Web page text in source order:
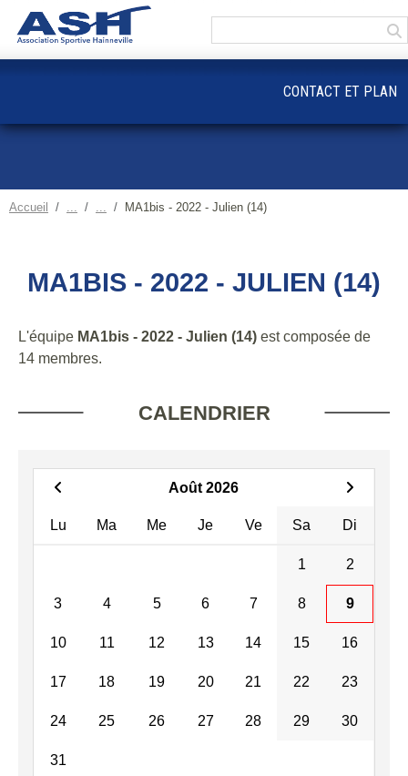
Accueil MA1bis - 2022 - Julien (14)
MA1BIS - 2022 - JULIEN (14)
L'équipe MA1bis - 2022 - Julien (14) est composée de
14 membres.
CALENDRIER
Août 2026
Lu Ma Me Je Ve Sa Di
1 2
3 4 5 6 7 8 9
10 11 12 13 14 15 16
17 18 19 20 21 22 23
24 25 26 27 28 29 30
31
CONTACT ET PLAN
Panneau de gestion des cookies